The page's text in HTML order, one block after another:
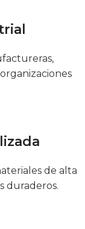
de alta
duraderos.